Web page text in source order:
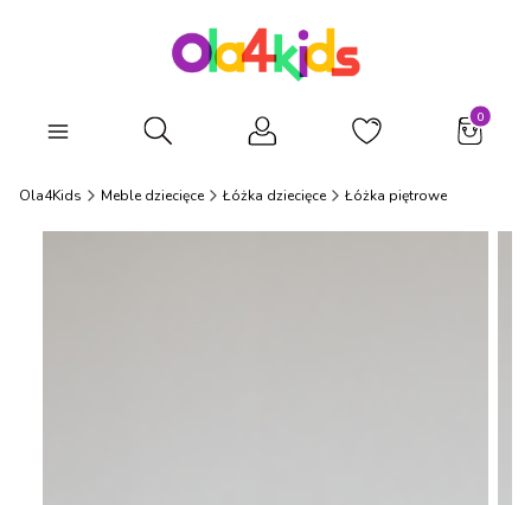
Otwórz wyszukiwarkę
Ola4Kids Meble dziecięce Łóżka dziecięce Łóżka piętrowe